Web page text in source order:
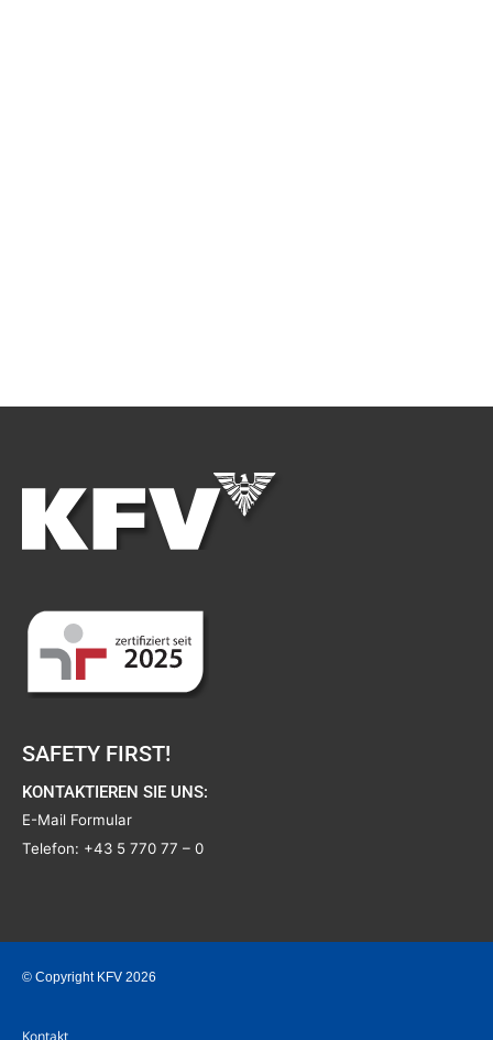
SAFETY FIRST!
KONTAKTIEREN SIE UNS:
E-Mail Formular
Telefon: +43 5 770 77 – 0
© Copyright KFV 2026
Kontakt